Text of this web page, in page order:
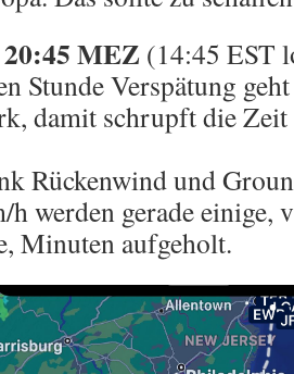
20:45 MEZ (14:45 EST
Stunde Verspätung
damit schrupft die
Rückenwind und
h werden gerade einige,
Minuten aufgeholt.